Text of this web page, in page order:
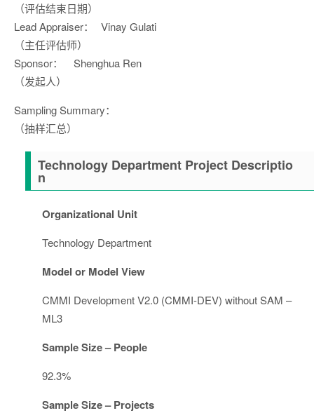
（评估结束日期）
Lead Appraiser：
（主任评估师）
Vinay Gulati
Sponsor：
（发起人）
Shenghua Ren
Sampling Summary：
（抽样汇总）
Technology Department Project Descriptio
n
Organizational Unit
Technology Department
Model or Model View
CMMI Development V2.0 (CMMI-DEV) without SAM –
ML3
Sample Size – People
92.3%
Sample Size – Projects